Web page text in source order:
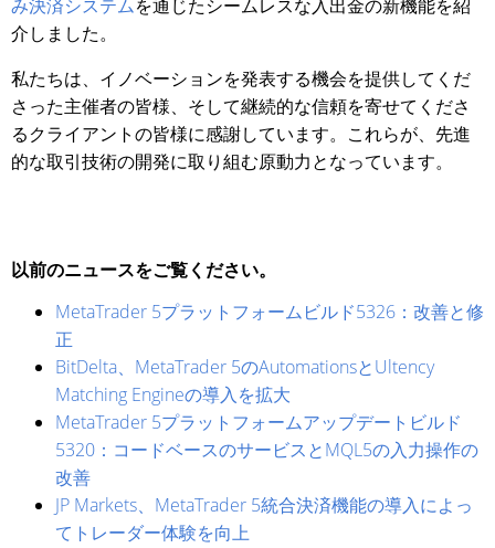
み決済システムを通じたシームレスな入出金の新機能を紹
介しました。
私たちは、イノベーションを発表する機会を提供してくだ
さった主催者の皆様、そして継続的な信頼を寄せてくださ
るクライアントの皆様に感謝しています。これらが、先進
的な取引技術の開発に取り組む原動力となっています。
以前のニュースをご覧ください。
MetaTrader 5プラットフォームビルド5326：改善と修
正
BitDelta、MetaTrader 5のAutomationsとUltency
Matching Engineの導入を拡大
MetaTrader 5プラットフォームアップデートビルド
5320：コードベースのサービスとMQL5の入力操作の
改善
JP Markets、MetaTrader 5統合決済機能の導入によっ
てトレーダー体験を向上